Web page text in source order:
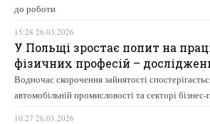
до роботи
15:28 26.03.2026
У Польщі зростає попит на
фізичних професій –
Водночас скорочення зайнятості
автомобільній промисловості та секторі бізнес-
10:27 26.03.2026